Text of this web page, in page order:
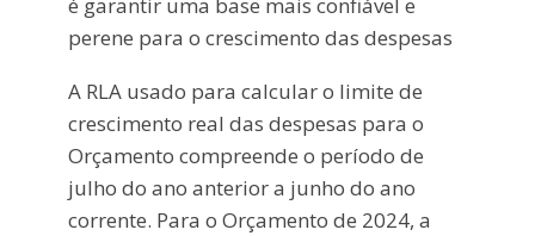
perene para o crescimento das despesas
A RLA usado para calcular o limite de
crescimento real das despesas para o
Orçamento compreende o período de
julho do ano anterior a junho do ano
corrente. Para o Orçamento de 2024, a